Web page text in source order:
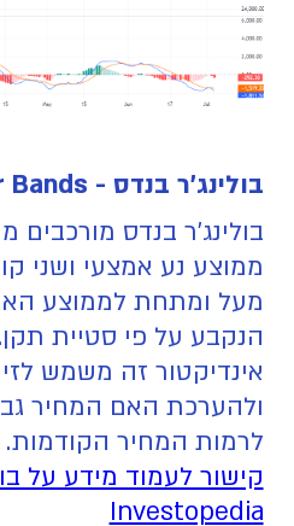
בולינג'ר בנדס - Bollinger Bands
בולינג'ר בנדס מורכבים
ממוצע נע אמצעי ושני
מעל ומתחת לממוצע
הנקבע על פי סטיית תקן.
אינדיקטור זה משמש
ולהערכת האם המחיר
לרמות המחיר הקודמות.
קישור לעמוד מידע על
Investopedia